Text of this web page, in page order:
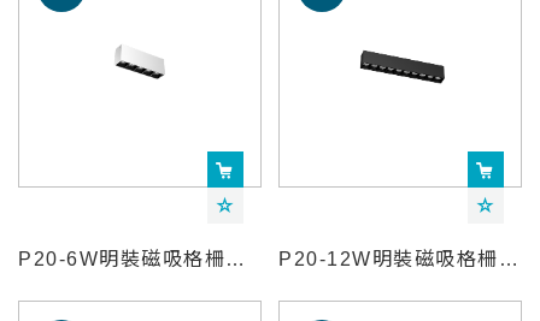
P20-6W明裝磁吸格柵燈-YeelightPro P20-12W明裝磁吸格柵燈-YeelightPro